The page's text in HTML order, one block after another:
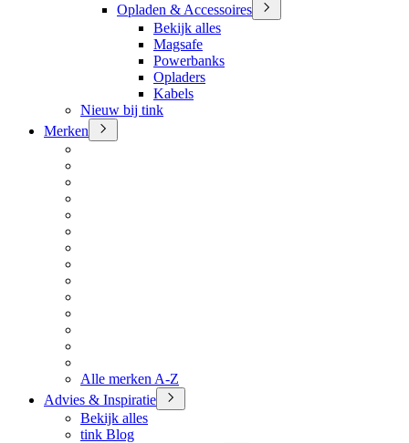
Opladen & Accessoires
Bekijk alles
Magsafe
Powerbanks
Opladers
Kabels
Nieuw bij tink
Merken
Alle merken A-Z
Advies & Inspiratie
Bekijk alles
tink Blog